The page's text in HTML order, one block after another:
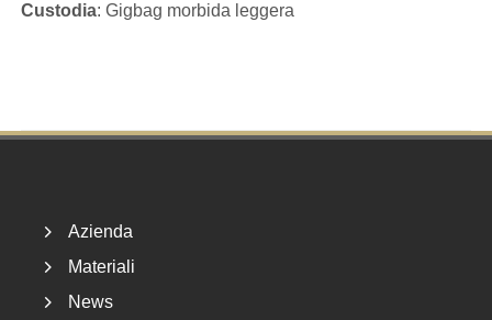
Custodia: Gigbag morbida leggera
Azienda
Materiali
News